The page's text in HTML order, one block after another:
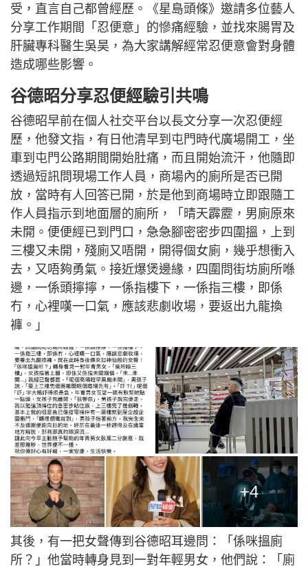
受，直言自己都曾經歷。《星島頭條》邀請多位藝人
分享工作期間「忍便意」的慘痛經驗，並找來腸胃及
肝臟專科醫生吳昊，為大家講解經常忍便意會對身體
造成哪些影響。
谷德昭分享忍便經驗引共鳴
谷德昭早前在個人社交平台以長文分享一次忍便經
歷，他發文指，有日他清早到屯門時代廣場開工，坐
車到屯門公路期間開始肚痛，而且開始流汗，他隨即
透過短訊問現場工作人員，商場內的廁所是否已開
放，當時有人回答已開，於是他到商場時立即跟隨工
作人員指示到地面層的廁所，「晴天霹靂，男廁原來
未開。便便經已到門口，急急腳密密步四圍搵，上到
三樓又未開，殘廁又唔開，開得個女廁，幾乎想衝入
去，又唔夠勇氣。接近爆煲邊緣，四圍問街坊廁所喺
邊，一係頭擰擰，一係指樓下，一係指三樓，即係
冇，心裡嘆一口氣，應該悲劇收場，要返出九龍換
褲。」
+4
其後，有一把女聲傳到谷德昭耳邊問：「係咪搵廁
所？」他當時轉身見到一對年輕男女，他們說：「廁